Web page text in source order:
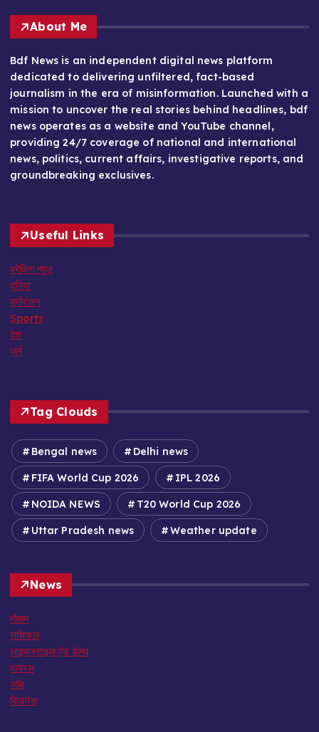
About Me
Bdf News is an independent digital news platform
dedicated to delivering unfiltered, fact-based
journalism in the era of misinformation. Launched with a
mission to uncover the real stories behind headlines, bdf
news operates as a website and YouTube channel,
providing 24/7 coverage of national and international
news, politics, current affairs, investigative reports, and
groundbreaking exclusives.
Useful Links
ब्रेकिंग न्यूज़
दुनिया
मनोरंजन
Sports
देश
जुर्म
Tag Clouds
Bengal news Delhi news
FIFA World Cup 2026 IPL 2026
NOIDA NEWS T20 World Cup 2026
Uttar Pradesh news Weather update
News
मौसम
राशिफल
लाइफस्टाइल एंड हेल्थ
वायरल
जॉब
बिजनेस